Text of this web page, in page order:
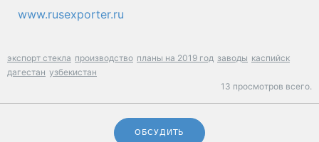
www.rusexporter.ru
экспорт стекла производство планы на 2019 год заводы каспийск
дагестан узбекистан
13 просмотров всего.
ОБСУДИТЬ